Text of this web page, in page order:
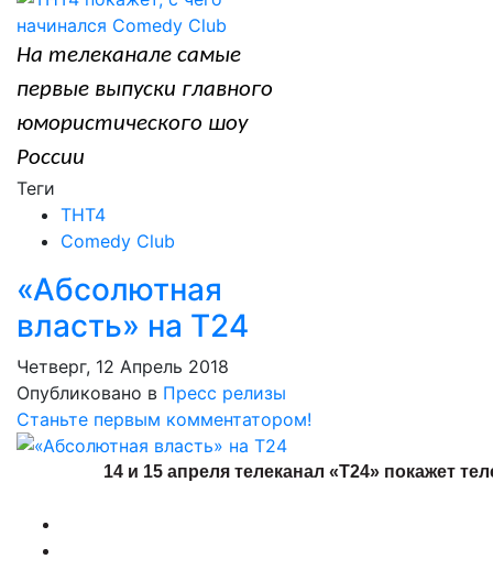
На телеканале самые
первые выпуски главного
юмористического шоу
России
Теги
ТНТ4
Comedy Club
«Абсолютная
власть» на Т24
Четверг, 12 Апрель 2018
Опубликовано в Пресс релизы
Станьте первым комментатором!
14 и 15 апреля телеканал «Т24» покажет